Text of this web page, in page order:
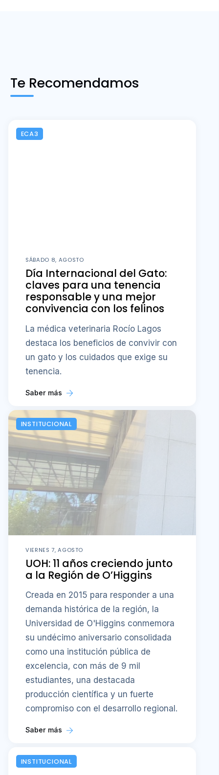
Te Recomendamos
ECA3
SÁBADO 8, AGOSTO
Día Internacional del Gato:
claves para una tenencia
responsable y una mejor
convivencia con los felinos
La médica veterinaria Rocío Lagos
destaca los beneficios de convivir con
un gato y los cuidados que exige su
tenencia.
Saber más
INSTITUCIONAL
VIERNES 7, AGOSTO
UOH: 11 años creciendo junto
a la Región de O’Higgins
Creada en 2015 para responder a una
demanda histórica de la región, la
Universidad de O'Higgins conmemora
su undécimo aniversario consolidada
como una institución pública de
excelencia, con más de 9 mil
estudiantes, una destacada
producción científica y un fuerte
compromiso con el desarrollo regional.
Saber más
INSTITUCIONAL